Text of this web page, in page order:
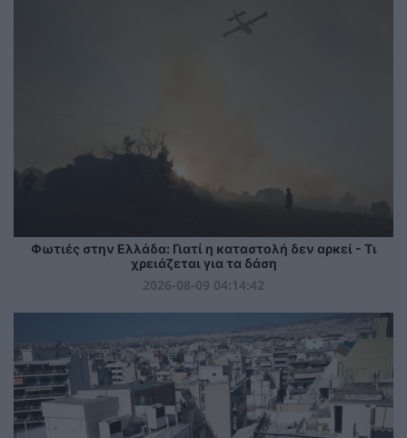
Φωτιές στην Ελλάδα: Γιατί η καταστολή δεν αρκεί - Τι
χρειάζεται για τα δάση
2026-08-09 04:14:42